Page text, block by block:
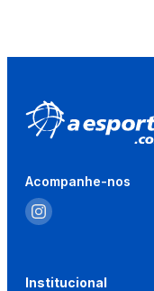
Acompanhe-nos
Institucional